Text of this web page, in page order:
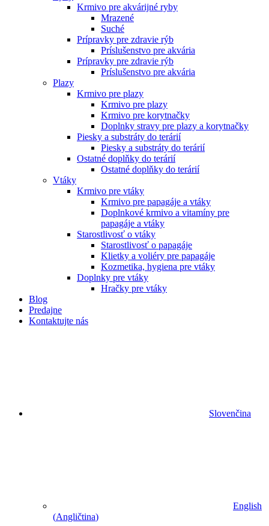
Krmivo pre akvárijné ryby
Mrazené
Suché
Prípravky pre zdravie rýb
Príslušenstvo pre akvária
Prípravky pre zdravie rýb
Príslušenstvo pre akvária
Plazy
Krmivo pre plazy
Krmivo pre plazy
Krmivo pre korytnačky
Doplnky stravy pre plazy a korytnačky
Piesky a substráty do terárií
Piesky a substráty do terárií
Ostatné doplňky do terárií
Ostatné doplňky do terárií
Vtáky
Krmivo pre vtáky
Krmivo pre papagáje a vtáky
Doplnkové krmivo a vitamíny pre
papagáje a vtáky
Starostlivosť o vtáky
Starostlivosť o papagáje
Klietky a voliéry pre papagáje
Kozmetika, hygiena pre vtáky
Doplnky pre vtáky
Hračky pre vtáky
Blog
Predajne
Kontaktujte nás
Slovenčina
English
(Angličtina)